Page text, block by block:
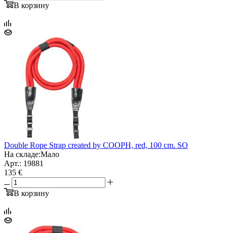
В корзину
Double Rope Strap created by COOPH, red, 100 cm. SO
На складе:Мало
Арт.: 19881
135 €
В корзину